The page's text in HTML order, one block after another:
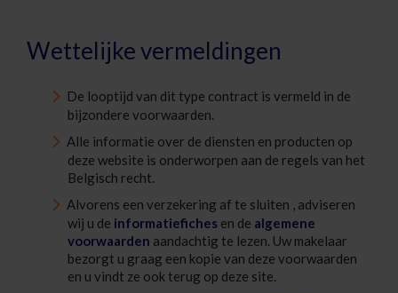
Wettelijke vermeldingen
De looptijd van dit type contract is vermeld in de
bijzondere voorwaarden.
Alle informatie over de diensten en producten op
deze website is onderworpen aan de regels van het
Belgisch recht.
Alvorens een verzekering af te sluiten , adviseren
wij u de informatiefiches en de algemene
voorwaarden aandachtig te lezen. Uw makelaar
bezorgt u graag een kopie van deze voorwaarden
en u vindt ze ook terug op deze site.